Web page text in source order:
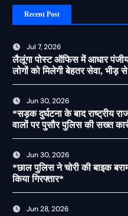
Recent Post
Jul 7, 2026
लैलूंगा पोस्ट ऑफिस में आधार
लोगों को मिलेगी बेहतर सेवा, भीड़
पर लगेगी रोक
Jun 30, 2026
*सड़क दुर्घटना के बाद राष्ट्रीय
वालों पर पुसौर पुलिस की सख्त
Jun 30, 2026
*छाल पुलिस ने चोरी की बाइक
किया गिरफ्तार*
Jun 28, 2026